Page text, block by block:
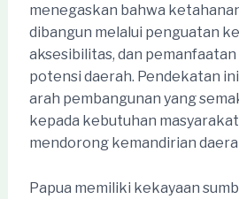
menegaskan bahwa
dibangun melalui penguatan
aksesibilitas, dan
potensi daerah. Pendekatan
arah pembangunan yang
kepada kebutuhan
mendorong kemandirian
Papua memiliki kekayaan